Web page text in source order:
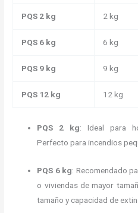
PQS 2 kg 2 kg
PQS 6 kg 6 kg
PQS 9 kg 9 kg
PQS 12 kg 12 kg
PQS 2 kg: Ideal para
Perfecto para incendios
PQS 6 kg: Recomendado
o viviendas de mayor
tamaño y capacidad de